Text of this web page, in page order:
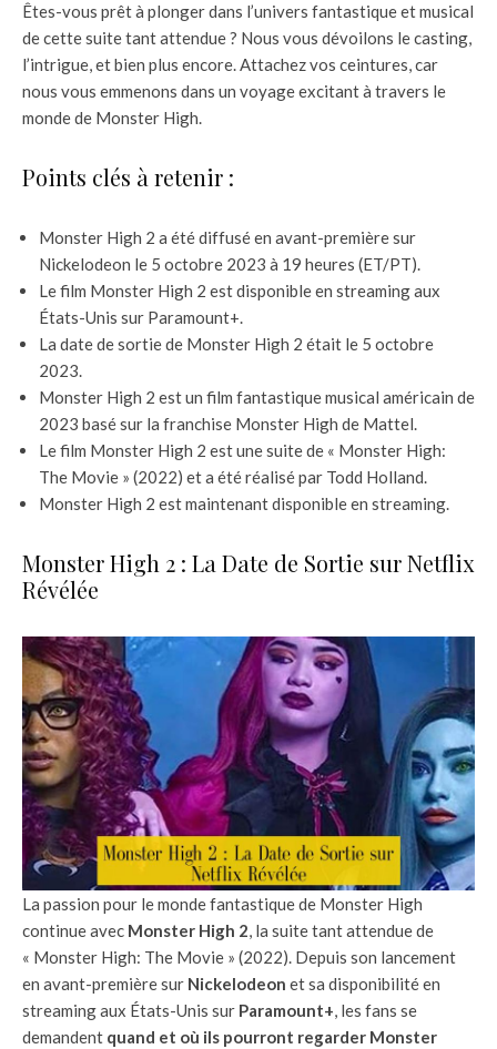
Êtes-vous prêt à plonger dans l’univers fantastique et musical
de cette suite tant attendue ? Nous vous dévoilons le casting,
l’intrigue, et bien plus encore. Attachez vos ceintures, car
nous vous emmenons dans un voyage excitant à travers le
monde de Monster High.
Points clés à retenir :
Monster High 2 a été diffusé en avant-première sur
Nickelodeon le 5 octobre 2023 à 19 heures (ET/PT).
Le film Monster High 2 est disponible en streaming aux
États-Unis sur Paramount+.
La date de sortie de Monster High 2 était le 5 octobre
2023.
Monster High 2 est un film fantastique musical américain de
2023 basé sur la franchise Monster High de Mattel.
Le film Monster High 2 est une suite de « Monster High:
The Movie » (2022) et a été réalisé par Todd Holland.
Monster High 2 est maintenant disponible en streaming.
Monster High 2 : La Date de Sortie sur Netflix
Révélée
La passion pour le monde fantastique de Monster High
continue avec Monster High 2, la suite tant attendue de
« Monster High: The Movie » (2022). Depuis son lancement
en avant-première sur Nickelodeon et sa disponibilité en
streaming aux États-Unis sur Paramount+, les fans se
demandent quand et où ils pourront regarder Monster